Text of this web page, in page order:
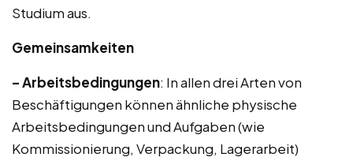
Studium aus.
Gemeinsamkeiten
– Arbeitsbedingungen: In allen drei Arten von
Beschäftigungen können ähnliche physische
Arbeitsbedingungen und Aufgaben (wie
Kommissionierung, Verpackung, Lagerarbeit)